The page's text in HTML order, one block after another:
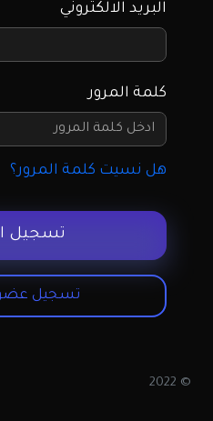
البريد الالكتروني
كلمة المرور
هل نسيت كلمة المرور؟
تسجيل
تسجيل
© 2022